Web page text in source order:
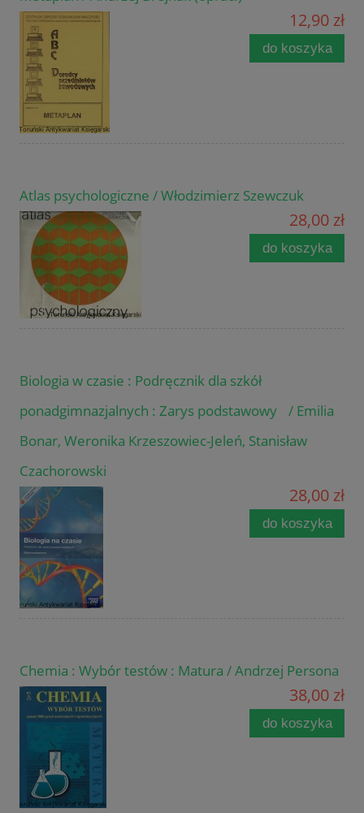
12,90 zł
do koszyka
Atlas psychologiczne / Włodzimierz Szewczuk
28,00 zł
do koszyka
Biologia w czasie : Podręcznik dla szkół
ponadgimnazjalnych : Zarys podstawowy / Emilia
Bonar, Weronika Krzeszowiec-Jeleń, Stanisław
Czachorowski
28,00 zł
do koszyka
Chemia : Wybór testów : Matura / Andrzej Persona
38,00 zł
do koszyka